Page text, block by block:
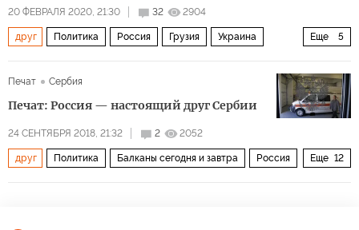
евросоюз СНГ распад отношения
враг
20 ФЕВРАЛЯ 2020, 21:30 32 2904
Еще 5
друг Политика Россия Грузия Украина
Печат
Сербия
Печат: Россия — настоящий друг Сербии
24 СЕНТЯБРЯ 2018, 21:32 2 2052
Еще 12
друг Политика Балканы сегодня и завтра Россия